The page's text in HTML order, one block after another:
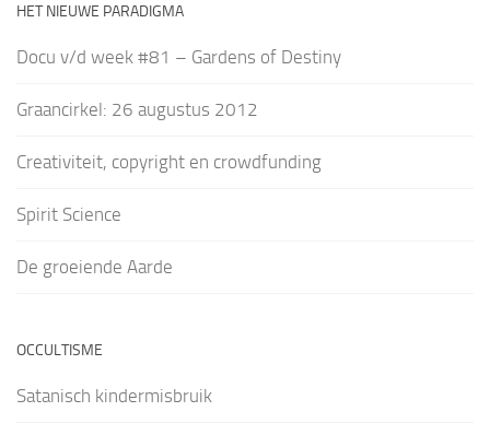
HET NIEUWE PARADIGMA
Docu v/d week #81 – Gardens of Destiny
Graancirkel: 26 augustus 2012
Creativiteit, copyright en crowdfunding
Spirit Science
De groeiende Aarde
OCCULTISME
Satanisch kindermisbruik